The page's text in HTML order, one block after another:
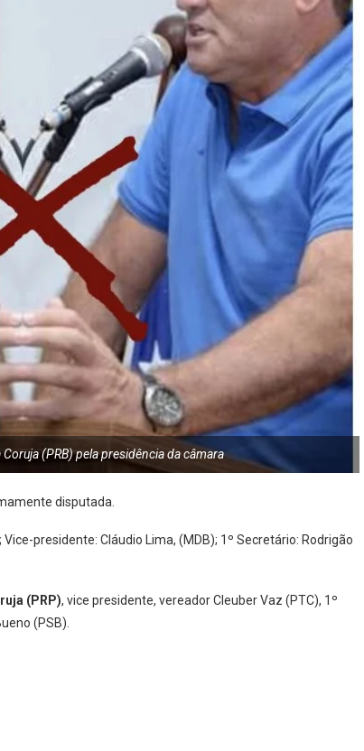
(PRB) pela presidência da câmara
disputada.
Vice-presidente: Cláudio Lima, (MDB); 1º Secretário: Rodrigão
(PRP), vice presidente, vereador Cleuber Vaz (PTC), 1º
(PSB).